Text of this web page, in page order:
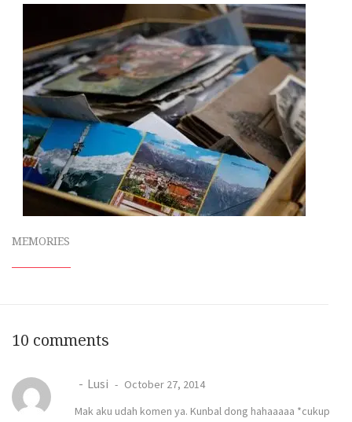
MEMORIES
10 comments
Lusi
October 27, 2014
Mak aku udah komen ya. Kunbal dong hahaaaaa *cukup